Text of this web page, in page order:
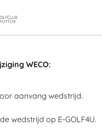
WECO:
aanvang wedstrijd.
wedstrijd op E-GOLF4U.